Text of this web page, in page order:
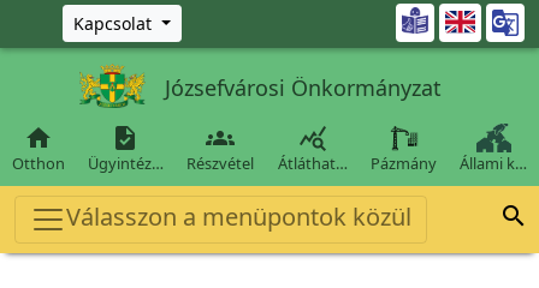
Ugrás a fő tartalomra
Kapcsolat 
Józsefvárosi Önkormányzat

Otthon

Ügyintéz…

Részvétel

Átláthat… Pázmány Állami k…
Válasszon a menüpontok közül 